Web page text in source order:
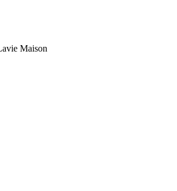
Maison